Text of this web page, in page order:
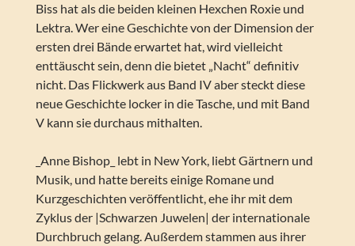
Biss hat als die beiden kleinen Hexchen Roxie und
Lektra. Wer eine Geschichte von der Dimension der
ersten drei Bände erwartet hat, wird vielleicht
enttäuscht sein, denn die bietet „Nacht“ definitiv
nicht. Das Flickwerk aus Band IV aber steckt diese
neue Geschichte locker in die Tasche, und mit Band
V kann sie durchaus mithalten.
_Anne Bishop_ lebt in New York, liebt Gärtnern und
Musik, und hatte bereits einige Romane und
Kurzgeschichten veröffentlicht, ehe ihr mit dem
Zyklus der |Schwarzen Juwelen| der internationale
Durchbruch gelang. Außerdem stammen aus ihrer